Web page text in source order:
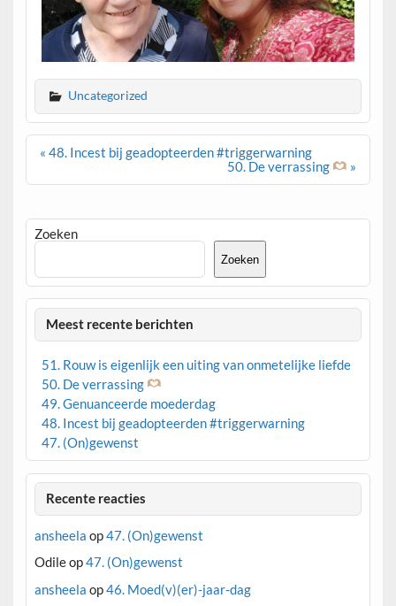
Uncategorized
Berichtnavigatie
« 48. Incest bij geadopteerden #triggerwarning
50. De verrassing
»
Zoeken
Zoeken
Meest recente berichten
51. Rouw is eigenlijk een uiting van onmetelijke liefde
50. De verrassing
49. Genuanceerde moederdag
48. Incest bij geadopteerden #triggerwarning
47. (On)gewenst
Recente reacties
ansheela op47. (On)gewenst
Odileop47. (On)gewenst
ansheela op46. Moed(v)(er)-jaar-dag